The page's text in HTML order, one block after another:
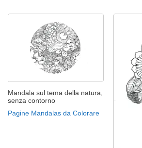
Mandala sul tema della natura,
senza contorno
Pagine Mandalas da Colorare